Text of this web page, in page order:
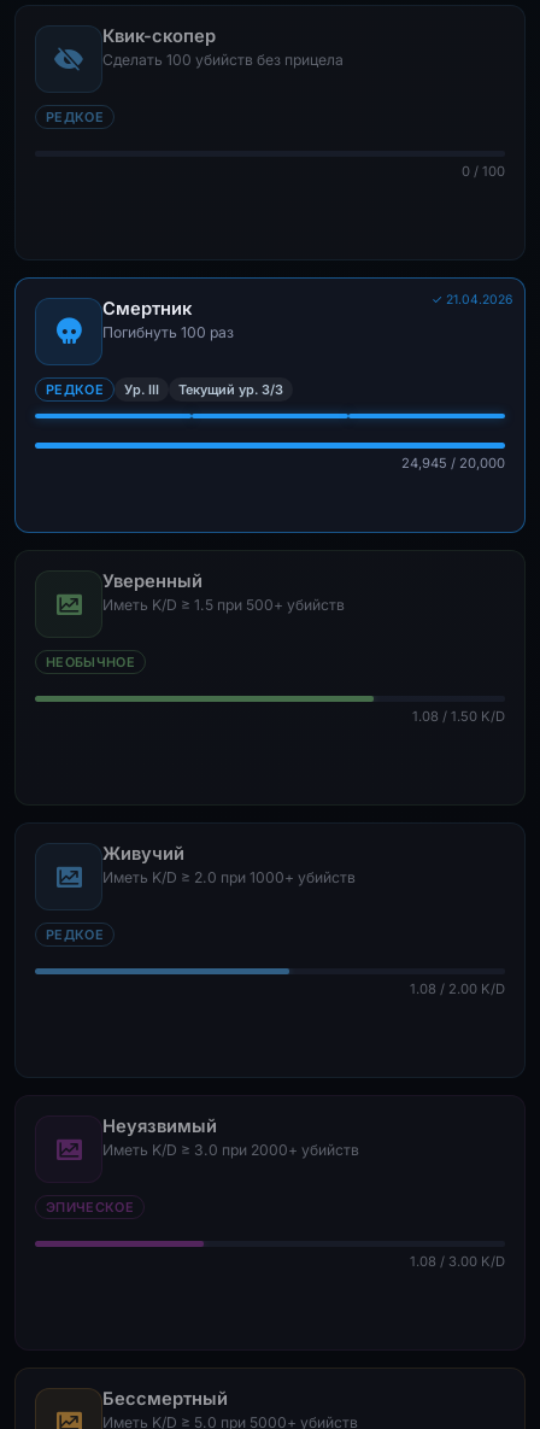
Квик-скопер
Сделать 100 убийств без прицела
РЕДКОЕ
0 / 100
✓ 21.04.2026
Смертник
Погибнуть 100 раз
РЕДКОЕ Ур. III Текущий ур. 3/3
24,945 / 20,000
Уверенный
Иметь K/D ≥ 1.5 при 500+ убийств
НЕОБЫЧНОЕ
1.08 / 1.50 K/D
Живучий
Иметь K/D ≥ 2.0 при 1000+ убийств
РЕДКОЕ
1.08 / 2.00 K/D
Неуязвимый
Иметь K/D ≥ 3.0 при 2000+ убийств
ЭПИЧЕСКОЕ
1.08 / 3.00 K/D
Бессмертный
Иметь K/D ≥ 5.0 при 5000+ убийств